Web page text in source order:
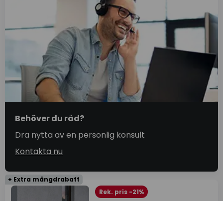
Behöver du råd?
Dra nytta av en personlig konsult
Kontakta nu
+ Extra mängdrabatt
Rek. pris -21%